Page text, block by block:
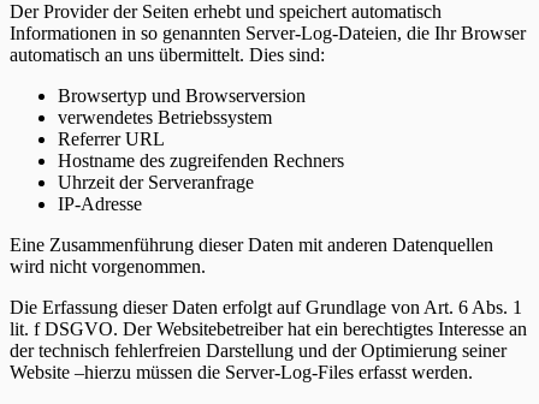
Der Provider der Seiten erhebt und speichert automatisch
Informationen in so genannten Server-Log-Dateien, die Ihr Browser
automatisch an uns übermittelt. Dies sind:
Browsertyp und Browserversion
verwendetes Betriebssystem
Referrer URL
Hostname des zugreifenden Rechners
Uhrzeit der Serveranfrage
IP-Adresse
Eine Zusammenführung dieser Daten mit anderen Datenquellen
wird nicht vorgenommen.
Die Erfassung dieser Daten erfolgt auf Grundlage von Art. 6 Abs. 1
lit. f DSGVO. Der Websitebetreiber hat ein berechtigtes Interesse an
der technisch fehlerfreien Darstellung und der Optimierung seiner
Website –hierzu müssen die Server-Log-Files erfasst werden.